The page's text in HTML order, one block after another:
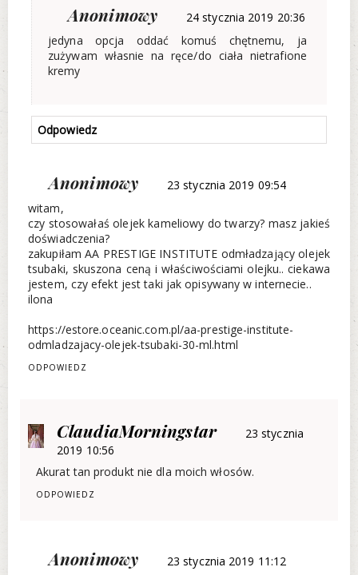
Anonimowy
24 stycznia 2019 20:36
jedyna opcja oddać komuś chętnemu, ja
zużywam własnie na ręce/do ciała nietrafione
kremy
Odpowiedz
Anonimowy
23 stycznia 2019 09:54
witam,
czy stosowałaś olejek kameliowy do twarzy? masz jakieś
doświadczenia?
zakupiłam AA PRESTIGE INSTITUTE odmładzający olejek
tsubaki, skuszona ceną i właściwościami olejku.. ciekawa
jestem, czy efekt jest taki jak opisywany w internecie..
ilona
https://estore.oceanic.com.pl/aa-prestige-institute-
odmladzajacy-olejek-tsubaki-30-ml.html
ODPOWIEDZ
ClaudiaMorningstar
23 stycznia
2019 10:56
Akurat tan produkt nie dla moich włosów.
ODPOWIEDZ
Anonimowy
23 stycznia 2019 11:12